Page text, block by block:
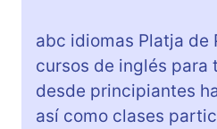
abc idiomas Platja de
cursos de inglés para
desde principiantes
así como clases